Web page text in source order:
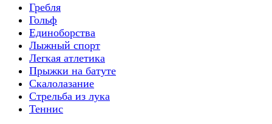
Гребля
Гольф
Единоборства
Лыжный спорт
Легкая атлетика
Прыжки на батуте
Скалолазание
Стрельба из лука
Теннис